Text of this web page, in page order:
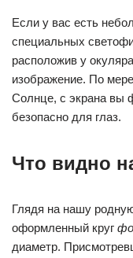
Если у вас есть
специальных
расположив у
изображение. По
Солнце, с экрана вы
безопасно для глаз.
Что видно
Глядя на нашу
оформленный круг
диаметр.